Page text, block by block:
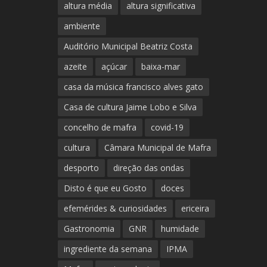
altura média
altura significativa
ambiente
Auditório Municipal Beatriz Costa
azeite
açúcar
baixa-mar
casa da música francisco alves gato
Casa de cultura Jaime Lobo e Silva
concelho de mafra
covid-19
cultura
Câmara Municipal de Mafra
desporto
direção das ondas
Disto é que eu Gosto
doces
efemérides & curiosidades
ericeira
Gastronomia
GNR
humidade
ingrediente da semana
IPMA